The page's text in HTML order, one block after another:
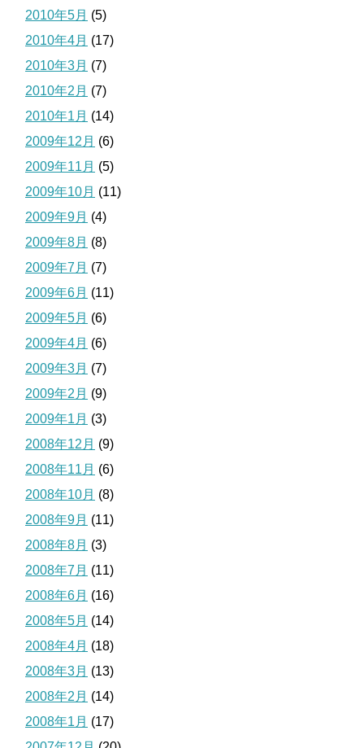
2010年5月 (5)
2010年4月 (17)
2010年3月 (7)
2010年2月 (7)
2010年1月 (14)
2009年12月 (6)
2009年11月 (5)
2009年10月 (11)
2009年9月 (4)
2009年8月 (8)
2009年7月 (7)
2009年6月 (11)
2009年5月 (6)
2009年4月 (6)
2009年3月 (7)
2009年2月 (9)
2009年1月 (3)
2008年12月 (9)
2008年11月 (6)
2008年10月 (8)
2008年9月 (11)
2008年8月 (3)
2008年7月 (11)
2008年6月 (16)
2008年5月 (14)
2008年4月 (18)
2008年3月 (13)
2008年2月 (14)
2008年1月 (17)